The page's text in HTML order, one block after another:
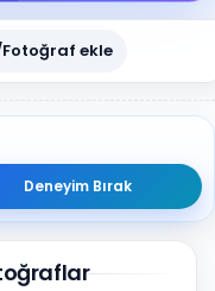
Fotoğraf ekle
Deneyim Bırak